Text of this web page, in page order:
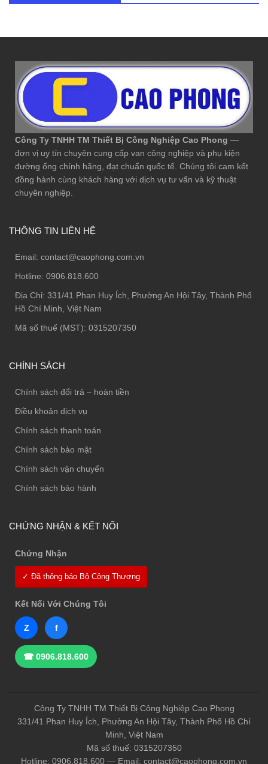
Công Ty TNHH TM Thiết Bị Công Nghiệp Cao Phong —
đơn vị uy tín chuyên cung cấp van công nghiệp và phụ kiện
đường ống chính hãng, đạt chuẩn quốc tế. Chúng tôi cam kết
đồng hành cùng khách hàng với dịch vụ tư vấn và kỹ thuật
chuyên nghiệp.
THÔNG TIN LIÊN HỆ
Email: contact@caophong.com.vn
Hotline: 0906.818.600
Địa Chỉ: 331/41 Phan Huy Ích, Phường An Hội Tây, Thành Phố
Hồ Chí Minh, Việt Nam
Mã số thuế (MST): 0315207350
CHÍNH SÁCH
Chính sách đổi trả – hoàn tiền
Điều khoản dịch vụ
Chính sách thanh toán
Chính sách bảo mật
Chính sách vận chuyển
Chính sách bảo hành
CHỨNG NHẬN & KẾT NỐI
Chứng Nhận
✓ Đã thông báo Bộ Công Thương
Kết Nối Với Chúng Tôi
Z f
☎ 0906.818.600
Công Ty TNHH TM Thiết Bị Công Nghiệp Cao Phong
331/41 Phan Huy Ích, Phường An Hội Tây, Thành Phố Hồ Chí
Minh, Việt Nam
Mã số thuế: 0315207350
Hotline: 0906.818.600 — Email: contact@caophong.com.vn